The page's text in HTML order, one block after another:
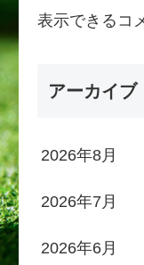
表示できるコ
アーカイブ
2026年8月
2026年7月
2026年6月